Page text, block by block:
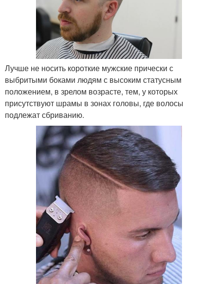
Лучше не носить короткие мужские прически с
выбритыми боками людям с высоким статусным
положением, в зрелом возрасте, тем, у которых
присутствуют шрамы в зонах головы, где волосы
подлежат сбриванию.